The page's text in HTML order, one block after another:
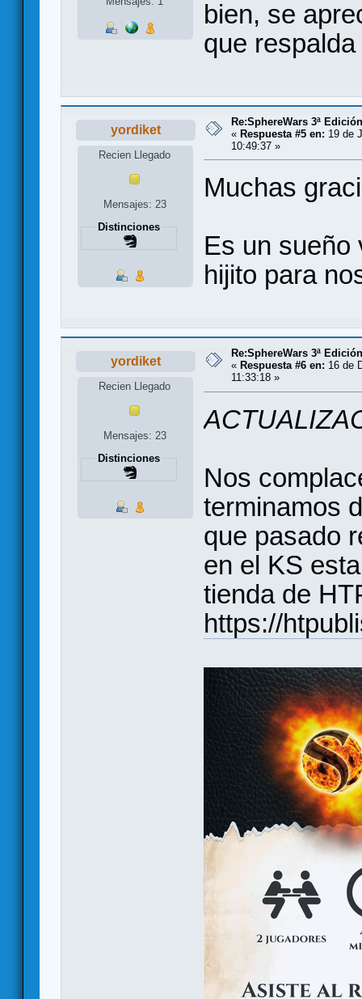
bien, se
que
yordiket
Recien Llegado
Mensajes: 23
Distinciones
Re:SphereWars 3ª
« Respuesta #5 en: 19 de
10:49:37 »
Muchas
Es un sueño
hijito para
yordiket
Recien Llegado
Mensajes: 23
Distinciones
Re:SphereWars 3ª Edición
« Respuesta #6 en: 16 de
11:33:18 »
Nos
terminamos
que pasado
en el KS
tienda de
https://